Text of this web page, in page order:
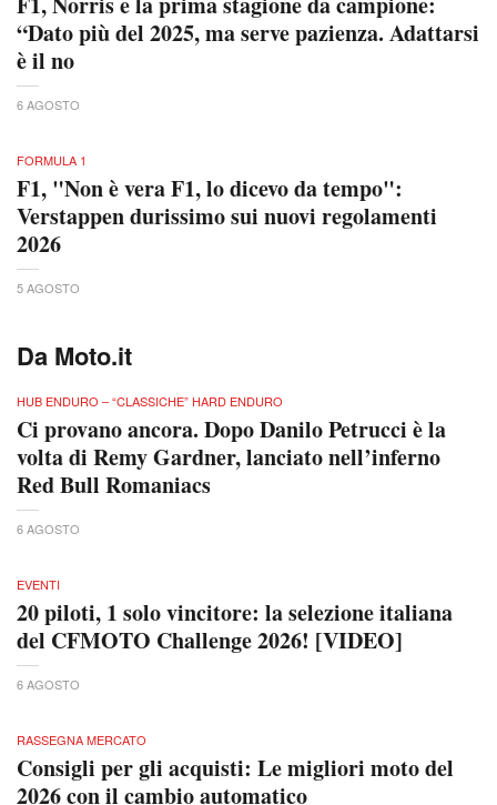
“Dato più del 2025, ma serve pazienza. Adattarsi
è il no
6 AGOSTO
FORMULA 1
F1, "Non è vera F1, lo dicevo da tempo":
Verstappen durissimo sui nuovi regolamenti
2026
5 AGOSTO
Da Moto.it
HUB ENDURO – “CLASSICHE” HARD ENDURO
Ci provano ancora. Dopo Danilo Petrucci è la
volta di Remy Gardner, lanciato nell’inferno
Red Bull Romaniacs
6 AGOSTO
EVENTI
20 piloti, 1 solo vincitore: la selezione italiana
del CFMOTO Challenge 2026! [VIDEO]
6 AGOSTO
RASSEGNA MERCATO
Consigli per gli acquisti: Le migliori moto del
2026 con il cambio automatico